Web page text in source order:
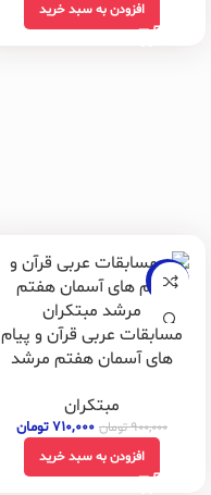
افزودن به سبد خرید
-21%
مسابقات عربی قرآن و پیام
های آسمان هفتم مرشد
مبتکران
۹۰۰,۰۰۰تومان ۷۱۰,۰۰۰ تومان
افزودن به سبد خرید